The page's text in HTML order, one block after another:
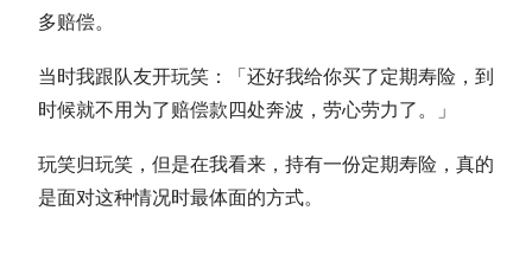
多赔偿。
当时我跟队友开玩笑：「还好我给你买了定期寿险，到
时候就不用为了赔偿款四处奔波，劳心劳力了。」
玩笑归玩笑，但是在我看来，持有一份定期寿险，真的
是面对这种情况时最体面的方式。